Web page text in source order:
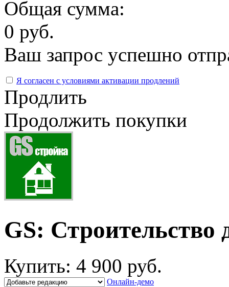
Общая сумма:
0 руб.
Ваш запрос успешно
Я согласен с условиями активации продлений
Продлить
Продолжить покупки
GS: Строительство
Купить: 4 900 руб.
Онлайн-демо